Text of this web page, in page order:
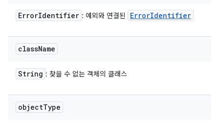
ErrorIdentifier : 예외와 연결된 ErrorIdentifier
className
String : 찾을 수 없는 객체의 클래스
objectType